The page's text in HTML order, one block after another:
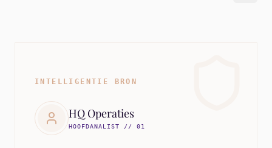
INTELLIGENTIE BRON
HQ Operaties
HOOFDANALIST // 01